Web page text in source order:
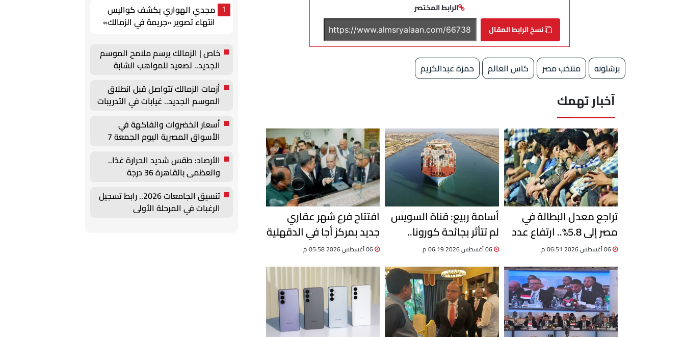
الرابط المختصر
نسخ الرابط المقال
برشلونه منتخب مصر كاس العالم حمزة عبدالكريم
آخبار تهمك
تراجع معدل البطالة في
مصر إلى 5.8%.. ارتفاع عدد
خلال الربع الثاني 2026
أسامة ربيع: قناة السويس
لم تتأثر بجائحة كورونا..
وحققنا نموًا 8% في حركة
السفن
06 أغسطس 2026 06:19 م
افتتاح فرع شهر عقاري
جديد بمركز أجا في الدقهلية
لتقديم خدمات التوثيق
الرقمية
06 أغسطس 2026 05:58 م
1
مجدي الهواري يكشف كواليس
انتهاء تصوير «جريمة في الزمالك»
خاص | الزمالك يرسم ملامح الموسم
الجديد.. تصعيد للمواهب الشابة
أزمات الزمالك تتواصل قبل انطلاق
الموسم الجديد.. غيابات في التدريبات
أسعار الخضروات والفاكهة في
الأسواق المصرية اليوم الجمعة 7
الأرصاد: طقس شديد الحرارة غدًا..
والعظمى بالقاهرة 36 درجة
تنسيق الجامعات 2026.. رابط تسجيل
الرغبات في المرحلة الأولى